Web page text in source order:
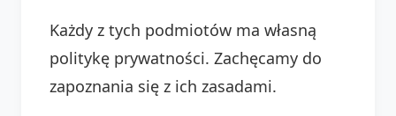
Każdy z tych podmiotów ma własną
politykę prywatności. Zachęcamy do
zapoznania się z ich zasadami.